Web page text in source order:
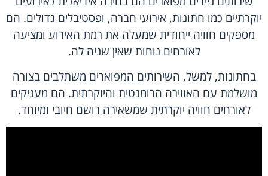
יוקרתיים כמו חתונות, אירועי חברה, ופסטיבלים גדולים. הם
מספקים חוויה ייחודית שמעלה את רמת האירוע ומציעה
לאורחים נוחות שאין שניה לה.
בחתונות, למשל, השירותים המפוארים משתלבים בצורה
מושלמת עם האווירה הרומנטית והיוקרתית. הם מעניקים
לאורחים חוויה יוקרתית שמשאירה רושם חיובי ומיוחד.